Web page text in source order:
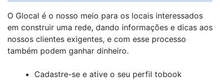
O Glocal é o nosso meio para os locais interessados
em construir uma rede, dando informações e dicas aos
nossos clientes exigentes, e com esse processo
também podem ganhar dinheiro.
Cadastre-se e ative o seu perfil tobook